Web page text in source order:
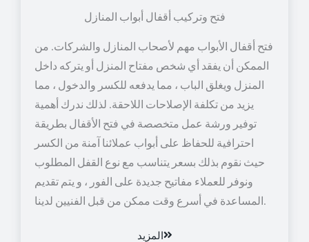
فتح وتركيب أقفال أبواب المنازل
فتح أقفال الأبواب مهم لأصحاب المنازل والشركات. من
الممكن أن يفقد أي شخص مفتاح المنزل أو يتركه داخل
المنزل ويغلق الباب ، مما يدفعه للكسر والدخول ، مما
يزيد من تكلفة الإصلاحات اللاحقة. لذلك ندرك أهمية
توفير ورشة عمل متخصصة في فتح الأقفال بطريقة
احترافية للحفاظ على أبواب عملائنا آمنة من الكسر
حيث نقوم بذلك بسعر يتناسب مع نوع القفل المطلوب
ونوفر للعملاء مفاتيح جديدة على الفور ، و يتم تقديم
المساعدة في أسرع وقت ممكن من قبل الفنيين لدينا.
المزيد